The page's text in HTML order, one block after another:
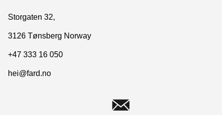
Storgaten 32,
3126 Tønsberg Norway
+47 333 16 050
hei@fard.no